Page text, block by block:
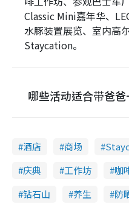
Classic Mini嘉年华、
水豚装置展览、室内高
Staycation。
哪些活动适合带爸爸
酒店 商场
庆典
工作坊 咖
钻石山
养生 防